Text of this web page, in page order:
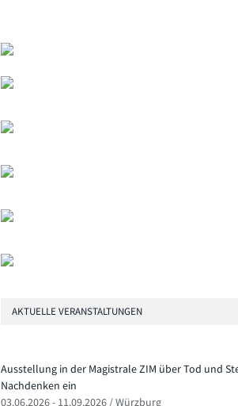
AKTUELLE VERANSTALTUNGEN
Ausstellung in der Magistrale ZIM über Tod und
Nachdenken ein
03.06.2026 - 11.09.2026 / Würzburg